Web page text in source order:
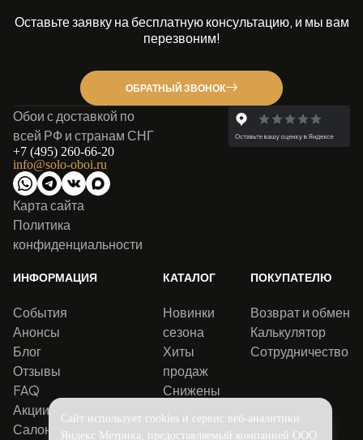
Оставьте заявку на бесплатную консультацию, и мы вам
перезвоним!
ОБРАТНЫЙ ЗВОНОК
Обои с доставкой по
всей РФ и странам СНГ
+7 (495) 260-66-20
info@solo-oboi.ru
Карта сайта
Политика
конфиденциальности
ИНФОРМАЦИЯ
События
Анонсы
Блог
Отзывы
FAQ
Акции
Салоны
КАТАЛОГ
Новинки
сезона
Хиты
продаж
Снижены
ПОКУПАТЕЛЮ
Возврат и обмен
Калькулятор
Сотрудничество
Сайт использует cookies и сервис веб-аналитики
Яндекс Метрика, предоставляемый компанией ООО